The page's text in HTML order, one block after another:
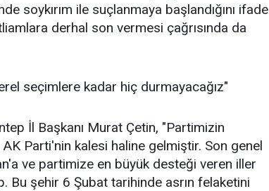
soykırım ile suçlanmaya başlandığını ifade
derhal son vermesi çağrısında da
seçimlere kadar hiç durmayacağız"
İl Başkanı Murat Çetin, "Partimizin
Parti'nin kalesi haline gelmiştir. Son genel
ve partimize en büyük desteği veren iller
Bu şehir 6 Şubat tarihinde asrın felaketini